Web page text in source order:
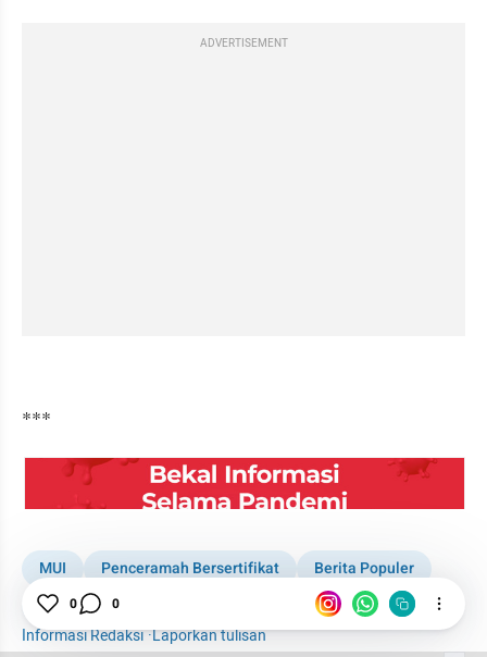
ADVERTISEMENT
***
embed from external kumparan
MUI Penceramah Bersertifikat
Berita Populer
Alfred Riedl
Informasi Redaksi·Laporkan tulisan
0 0